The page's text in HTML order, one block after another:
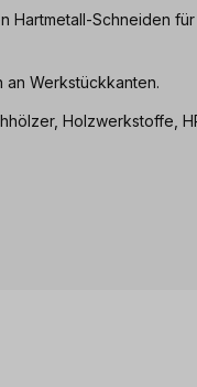
Hartmetall-Schneiden
an Werkstückkanten.
Holzwerkstoffe,